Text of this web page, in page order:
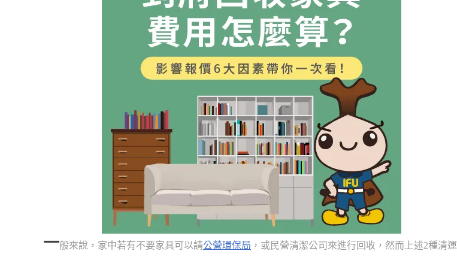
一般來說，家中若有不要家具可以請公營環保局 ，或民營清潔公司來進行回收，然而上述2種清運